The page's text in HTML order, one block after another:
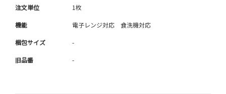
注文単位 1枚
機能 電子レンジ対応 食洗機対応
梱包サイズ -
旧品番 -